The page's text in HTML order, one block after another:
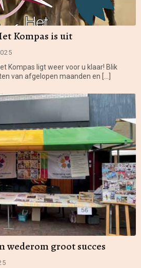
Kompas is uit
Kompas ligt weer voor u klaar! Blik
van afgelopen maanden en […]
wederom groot succes